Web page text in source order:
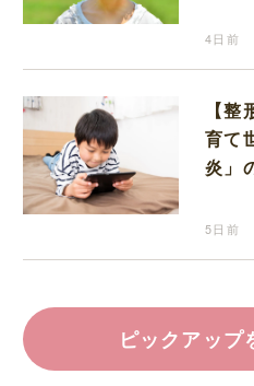
4日前
【
育て
炎」
5日前
ピックアップ